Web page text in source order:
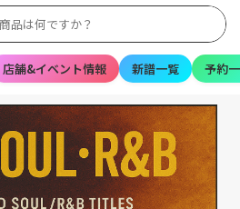
店舗&イベント情報 新譜一覧 予約